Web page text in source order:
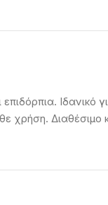
Ιδανικό
Διαθέσιμο